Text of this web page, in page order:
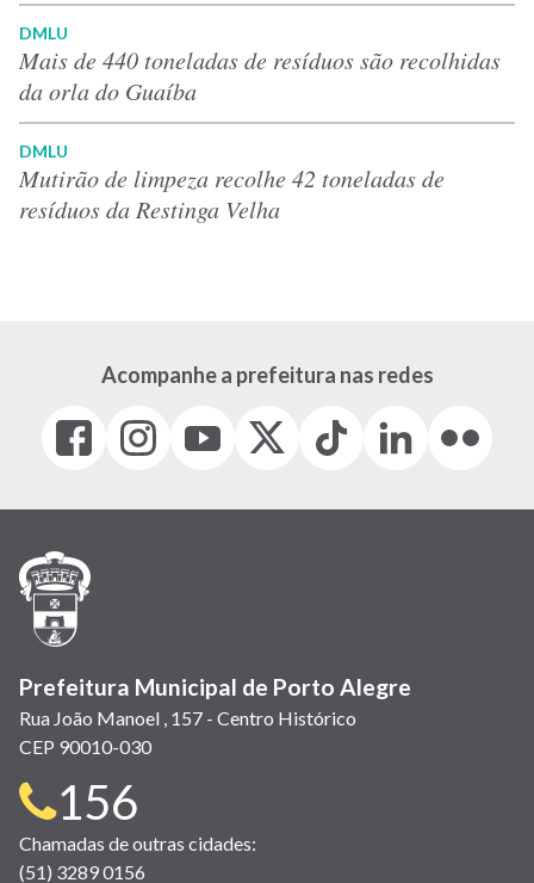
DMLU
Mais de 440 toneladas de resíduos são recolhidas
da orla do Guaíba
DMLU
Mutirão de limpeza recolhe 42 toneladas de
resíduos da Restinga Velha
Acompanhe a prefeitura nas redes
Facebook
(link
em
janela)
Instagram
(link
em
(link
em
(Antigo
(link
Tiktok
(link
em
LinkedIn
(link
em
(link
em
Prefeitura Municipal de Porto Alegre
Rua João Manoel , 157 - Centro Histórico
CEP 90010-030
Telefone
para
156
Chamadas de outras cidades:
(51) 3289 0156